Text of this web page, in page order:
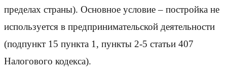
пределах страны). Основное условие – постройка не
используется в предпринимательской деятельности
(подпункт 15 пункта 1, пункты 2-5 статьи 407
Налогового кодекса).